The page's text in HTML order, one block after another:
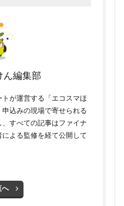
ん編集部
が運営する「エコスマほ
込みの現場で寄せられる
すべての記事はファイナ
よる監修を経て公開して
へ